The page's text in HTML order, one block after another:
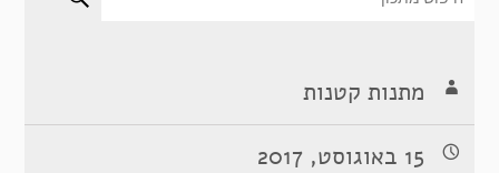
מתנות קטנות
15 באוגוסט, 2017